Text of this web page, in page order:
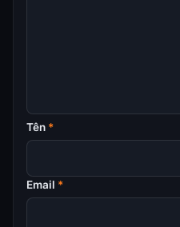
Tên *
Email *